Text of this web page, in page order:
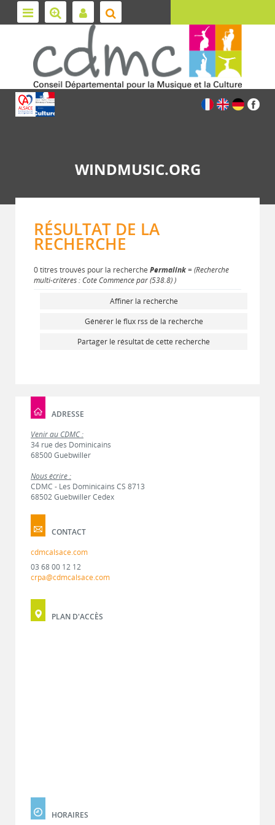
WINDMUSIC.ORG
RÉSULTAT DE LA
RECHERCHE
0 titres trouvés pour la recherche Permalink= (Recherche
multi-critères : Cote Commence par (538.8) )
Affiner la recherche
Générer le flux rss de la recherche
Partager le résultat de cette recherche
ADRESSE
Venir au CDMC :
34 rue des Dominicains
68500 Guebwiller
Nous écrire :
CDMC - Les Dominicains CS 8713
68502 Guebwiller Cedex
CONTACT
cdmcalsace.com
03 68 00 12 12
crpa@cdmcalsace.com
PLAN D'ACCÈS
HORAIRES